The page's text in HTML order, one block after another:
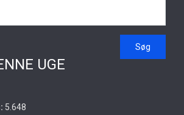
UGE
5.648